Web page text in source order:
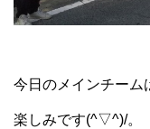
今日のメインチーム
楽しみです(^▽^)/。